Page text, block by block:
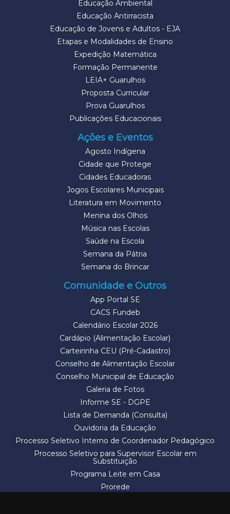
Educação Ambiental
Educação Antirracista
Educação de Jovens e Adultos - EJA
Etapas e Modalidades de Ensino
Expedição Matemática
Formação Permanente
LEIA+ Guarulhos
Proposta Curricular
Prova Guarulhos
Publicações Educacionais
Ações e Eventos
Agosto Indígena
Cidade que Protege
Cidades Educadoras
Jogos Escolares Municipais
Literatura em Movimento
Menina dos Olhos
Música nas Escolas
Saúde na Escola
Semana da Pátria
Semana do Brincar
Comunidade e Outros
App Portal SE
CACS Fundeb
Calendário Escolar 2026
Cardápio (Alimentação Escolar)
Carteirinha CEU (Pré-Cadastro)
Conselho de Alimentação Escolar
Conselho Municipal de Educação
Galeria de Fotos
Informe SE - DGPE
Lista de Demanda (Consulta)
Ouvidoria da Educação
Processo Seletivo Interno de Coordenador Pedagógico
Processo Seletivo para Supervisor Escolar em
Substituição
Programa Leite em Casa
Prorede